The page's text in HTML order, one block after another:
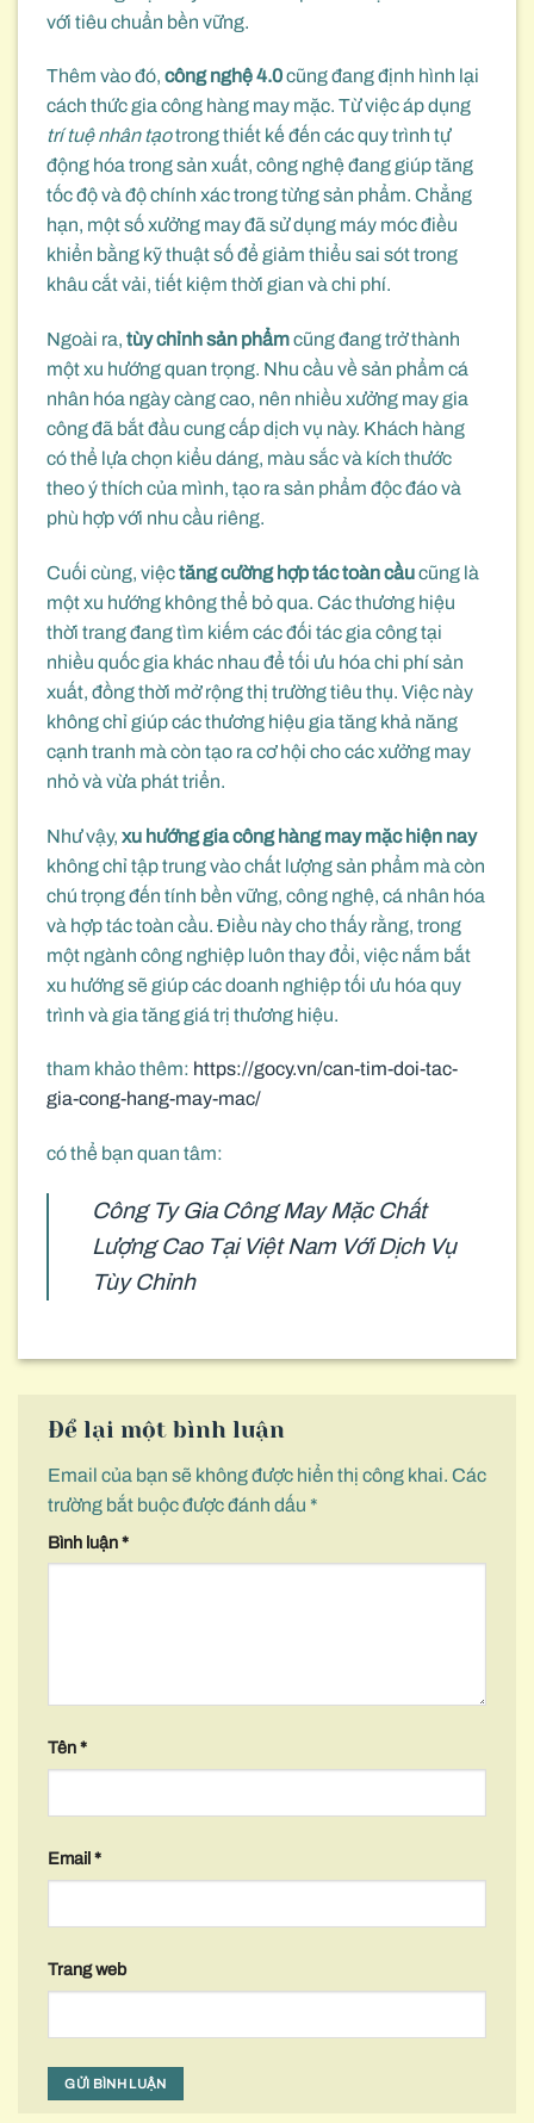
với tiêu chuẩn bền vững.
Thêm vào đó, công nghệ 4.0cũng đang định hình lại
cách thức gia công hàng may mặc. Từ việc áp dụng
trí tuệ nhân tạotrong thiết kế đến các quy trình tự
động hóa trong sản xuất, công nghệ đang giúp tăng
tốc độ và độ chính xác trong từng sản phẩm. Chẳng
hạn, một số xưởng may đã sử dụng máy móc điều
khiển bằng kỹ thuật số để giảm thiểu sai sót trong
khâu cắt vải, tiết kiệm thời gian và chi phí.
Ngoài ra, tùy chỉnh sản phẩmcũng đang trở thành
một xu hướng quan trọng. Nhu cầu về sản phẩm cá
nhân hóa ngày càng cao, nên nhiều xưởng may gia
công đã bắt đầu cung cấp dịch vụ này. Khách hàng
có thể lựa chọn kiểu dáng, màu sắc và kích thước
theo ý thích của mình, tạo ra sản phẩm độc đáo và
phù hợp với nhu cầu riêng.
Cuối cùng, việctăng cường hợp tác toàn cầucũng là
một xu hướng không thể bỏ qua. Các thương hiệu
thời trang đang tìm kiếm các đối tác gia công tại
nhiều quốc gia khác nhau để tối ưu hóa chi phí sản
xuất, đồng thời mở rộng thị trường tiêu thụ. Việc này
không chỉ giúp các thương hiệu gia tăng khả năng
cạnh tranh mà còn tạo ra cơ hội cho các xưởng may
nhỏ và vừa phát triển.
Như vậy, xu hướng gia công hàng may mặc hiện nay
không chỉ tập trung vào chất lượng sản phẩm mà còn
chú trọng đến tính bền vững, công nghệ, cá nhân hóa
và hợp tác toàn cầu. Điều này cho thấy rằng, trong
một ngành công nghiệp luôn thay đổi, việc nắm bắt
xu hướng sẽ giúp các doanh nghiệp tối ưu hóa quy
trình và gia tăng giá trị thương hiệu.
tham khảo thêm: https://gocy.vn/can-tim-doi-tac-
gia-cong-hang-may-mac/
có thể bạn quan tâm:
Công Ty Gia Công May Mặc Chất
Lượng Cao Tại Việt Nam Với Dịch Vụ
Tùy Chỉnh
Để lại một bình luận
Email của bạn sẽ không được hiển thị công khai. Các
trường bắt buộc được đánh dấu *
Bình luận*
Tên*
Email *
Trang web